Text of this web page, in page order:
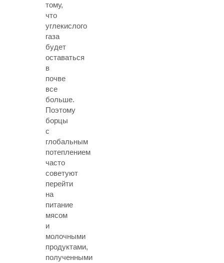
тому,
что
углекислого
газа
будет
оставаться
в
почве
все
больше.
Поэтому
борцы
с
глобальным
потеплением
часто
советуют
перейти
на
питание
мясом
и
молочными
продуктами,
полученными